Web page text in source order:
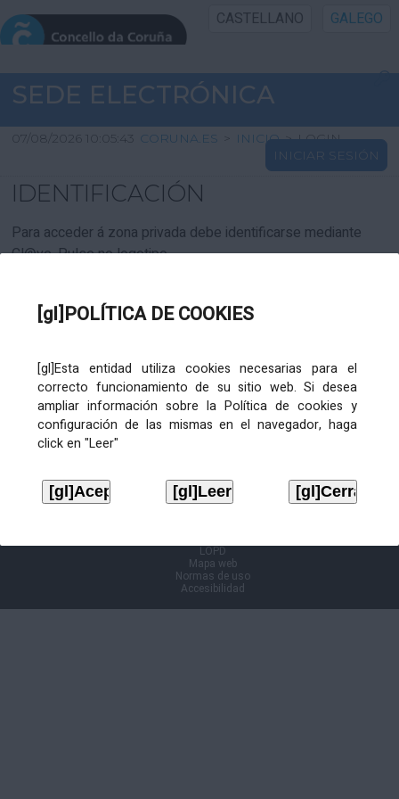
[gl]POLÍTICA DE COOKIES
[gl]Esta entidad utiliza cookies necesarias para el
correcto funcionamiento de su sitio web. Si desea
ampliar información sobre la Política de cookies y
configuración de las mismas en el navegador, haga
click en "Leer"
CASTELLANO GALEGO
INICIO SEDE
INICIO
INFORMACIÓN PÚBLICA
CARTAFOL CIDADÁN
SEDE ELECTRÓNICA
07/08/2026 10:05:43 CORUNA.ES > INICIO > LOGIN
INICIAR SESIÓN
IDENTIFICACIÓN
Para acceder á zona privada debe identificarse mediante
Cl@ve. Pulse no logotipo
LOPD
Mapa web
Normas de uso
Accesibilidad